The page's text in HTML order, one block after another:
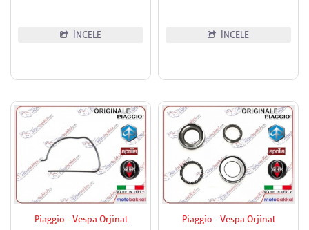
İNCELE İNCELE
Piaggio - Vespa Orjinal Piaggio - Vespa Orjinal